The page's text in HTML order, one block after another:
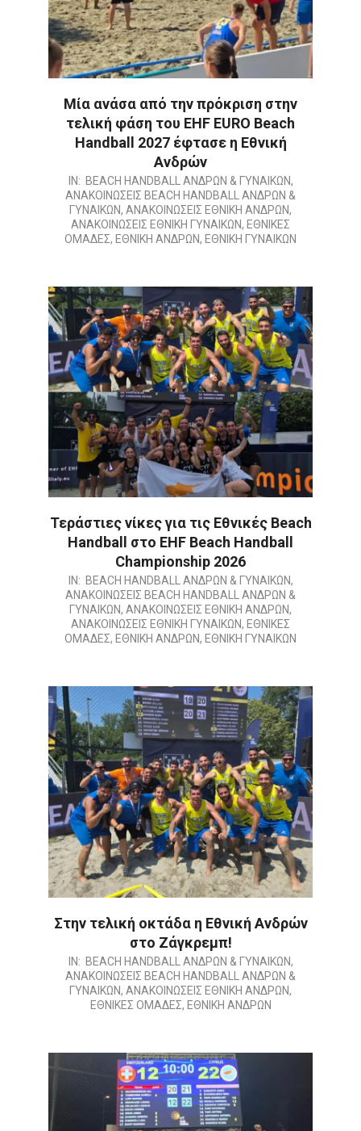
Μία ανάσα από την πρόκριση στην
τελική φάση του EHF EURO Beach
Handball 2027 έφτασε η Εθνική
Ανδρών
2026-IN: BEACH HANDBALL ΑΝΔΡΩΝ & ΓΥΝΑΙΚΩΝ,
ΑΝΑΚΟΙΝΩΣΕΙΣ BEACH HANDBALL ΑΝΔΡΩΝ &
ΓΥΝΑΙΚΩΝ, ΑΝΑΚΟΙΝΩΣΕΙΣ ΕΘΝΙΚΗ ΑΝΔΡΩΝ,
ΑΝΑΚΟΙΝΩΣΕΙΣ ΕΘΝΙΚΗ ΓΥΝΑΙΚΩΝ, ΕΘΝΙΚΕΣ
ΟΜΑΔΕΣ, ΕΘΝΙΚΗ ΑΝΔΡΩΝ, ΕΘΝΙΚΗ ΓΥΝΑΙΚΩΝ
Τεράστιες νίκες για τις Εθνικές Beach
Handball στο EHF Beach Handball
Championship 2026
2026-IN: BEACH HANDBALL ΑΝΔΡΩΝ & ΓΥΝΑΙΚΩΝ,
ΑΝΑΚΟΙΝΩΣΕΙΣ BEACH HANDBALL ΑΝΔΡΩΝ &
ΓΥΝΑΙΚΩΝ, ΑΝΑΚΟΙΝΩΣΕΙΣ ΕΘΝΙΚΗ ΑΝΔΡΩΝ,
ΑΝΑΚΟΙΝΩΣΕΙΣ ΕΘΝΙΚΗ ΓΥΝΑΙΚΩΝ, ΕΘΝΙΚΕΣ
ΟΜΑΔΕΣ, ΕΘΝΙΚΗ ΑΝΔΡΩΝ, ΕΘΝΙΚΗ ΓΥΝΑΙΚΩΝ
Στην τελική οκτάδα η Εθνική Ανδρών
στο Ζάγκρεμπ!
2026-IN: BEACH HANDBALL ΑΝΔΡΩΝ & ΓΥΝΑΙΚΩΝ,
ΑΝΑΚΟΙΝΩΣΕΙΣ BEACH HANDBALL ΑΝΔΡΩΝ &
ΓΥΝΑΙΚΩΝ, ΑΝΑΚΟΙΝΩΣΕΙΣ ΕΘΝΙΚΗ ΑΝΔΡΩΝ,
ΕΘΝΙΚΕΣ ΟΜΑΔΕΣ, ΕΘΝΙΚΗ ΑΝΔΡΩΝ